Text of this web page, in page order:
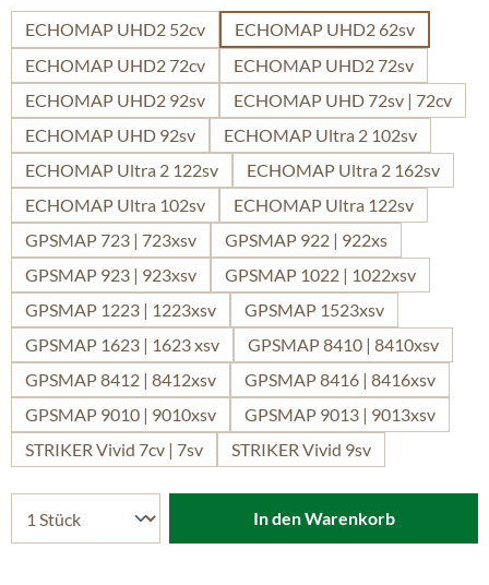
ECHOMAP UHD2 52cv
ECHOMAP UHD2 62sv
ECHOMAP UHD2 72cv
ECHOMAP UHD2 72sv
ECHOMAP UHD2 92sv
ECHOMAP UHD 72sv | 72cv
ECHOMAP UHD 92sv
ECHOMAP Ultra 2 102sv
ECHOMAP Ultra 2 122sv
ECHOMAP Ultra 2 162sv
ECHOMAP Ultra 102sv
ECHOMAP Ultra 122sv
GPSMAP 723 | 723xsv
GPSMAP 922 | 922xs
GPSMAP 923 | 923xsv
GPSMAP 1022 | 1022xsv
GPSMAP 1223 | 1223xsv
GPSMAP 1523xsv
GPSMAP 1623 | 1623 xsv
GPSMAP 8410 | 8410xsv
GPSMAP 8412 | 8412xsv
GPSMAP 8416 | 8416xsv
GPSMAP 9010 | 9010xsv
GPSMAP 9013 | 9013xsv
STRIKER Vivid 7cv | 7sv
STRIKER Vivid 9sv
In den Warenkorb